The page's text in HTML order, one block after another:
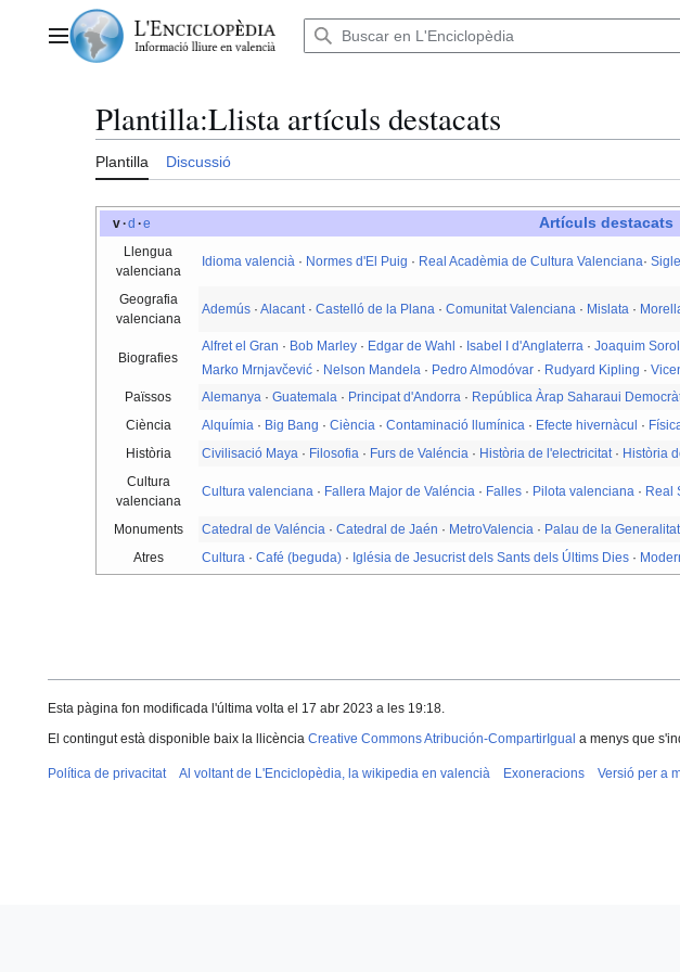
contingutMenú principal
Plantilla:Llista artículs destacats
Plantilla Discussió
v·d ·e Artículs destacats
Llengua
valenciana
Idioma valencià · Normes d'El Puig · Real Acadèmia de Cultura Valenciana·
Geografia
valenciana
Ademús ·Alacant·Castelló de la Plana ·Comunitat Valenciana · Mislata ·
Biografies
Alfret el Gran · Bob Marley · Edgar de Wahl · Isabel I d'Anglaterra ·Joaquim
Marko Mrnjavčević · Nelson Mandela · Pedro Almodóvar · Rudyard Kipling ·
Païssos
Alemanya ·Guatemala · Principat d'Andorra · República Àrap Saharaui
Ciència
Alquímia · Big Bang ·Ciència ·Contaminació llumínica · Efecte hivernàcul ·
Història
Civilisació Maya · Filosofia · Furs de Valéncia · Història de l'electricitat· Història
Cultura
valenciana
Cultura valenciana · Fallera Major de Valéncia · Falles · Pilota valenciana · Real
Monuments Catedral de Valéncia ·Catedral de Jaén · MetroValencia · Palau de la
Atres
Cultura ·Café (beguda) · Iglésia de Jesucrist dels Sants dels Últims Dies ·
Esta pàgina fon modificada l'última volta el 17 abr 2023 a les 19:18.
El contingut està disponible baix la llicència Creative Commons Atribución-CompartirIgual a menys que
Política de privacitat Al voltant de L'Enciclopèdia, la wikipedia en valencià Exoneracions Versió per a